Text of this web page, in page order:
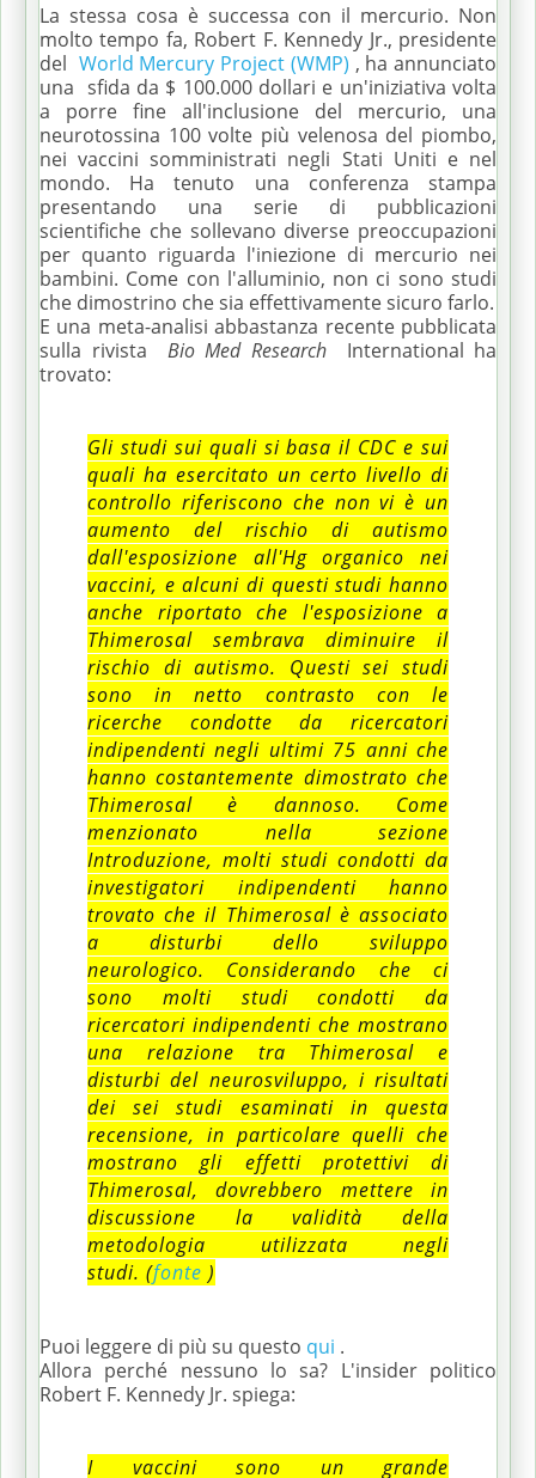
La stessa cosa è successa con il mercurio. Non
molto tempo fa, Robert F. Kennedy Jr., presidente
del World Mercury Project (WMP) , ha annunciato
una sfida da $ 100.000 dollari e un'iniziativa volta
a porre fine all'inclusione del mercurio, una
neurotossina 100 volte più velenosa del piombo,
nei vaccini somministrati negli Stati Uniti e nel
mondo. Ha tenuto una conferenza stampa
presentando una serie di pubblicazioni
scientifiche che sollevano diverse preoccupazioni
per quanto riguarda l'iniezione di mercurio nei
bambini. Come con l'alluminio, non ci sono studi
che dimostrino che sia effettivamente sicuro farlo.
E una meta-analisi abbastanza recente pubblicata
sulla rivista Bio Med Research
International ha
trovato:
Gli studi sui quali si basa il CDC e sui
quali ha esercitato un certo livello di
controllo riferiscono che non vi è un
aumento del rischio di autismo
dall'esposizione all'Hg organico nei
vaccini, e alcuni di questi studi hanno
anche riportato che l'esposizione a
Thimerosal sembrava diminuire il
rischio di autismo. Questi sei studi
sono in netto contrasto con le
ricerche condotte da ricercatori
indipendenti negli ultimi 75 anni che
hanno costantemente dimostrato che
Thimerosal è dannoso. Come
menzionato nella sezione
Introduzione, molti studi condotti da
investigatori indipendenti hanno
trovato che il Thimerosal è associato
a disturbi dello sviluppo
neurologico. Considerando che ci
sono molti studi condotti da
ricercatori indipendenti che mostrano
una relazione tra Thimerosal e
disturbi del neurosviluppo, i risultati
dei sei studi esaminati in questa
recensione, in particolare quelli che
mostrano gli effetti protettivi di
Thimerosal, dovrebbero mettere in
discussione la validità della
metodologia utilizzata negli
studi. (fonte )
Puoi leggere di più su questo qui .
Allora perché nessuno lo sa? L'insider politico
Robert F. Kennedy Jr. spiega:
I vaccini sono un grande